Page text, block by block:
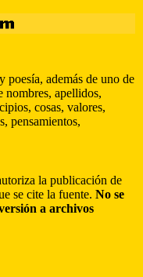
poesía, además de uno de
nombres, apellidos,
cosas, valores,
pensamientos,
la publicación de
se cite la fuente. No se
a archivos